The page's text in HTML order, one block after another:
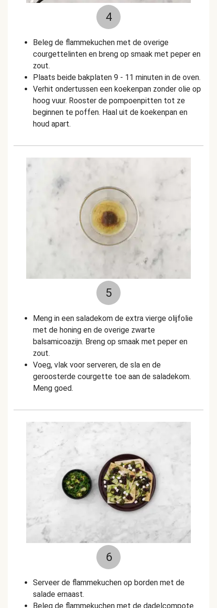
4
Beleg de flammekuchen met de overige
courgettelinten en breng op smaak met peper en
zout.
Plaats beide bakplaten 9 - 11 minuten in de oven.
Verhit ondertussen een koekenpan zonder olie op
hoog vuur. Rooster de pompoenpitten tot ze
beginnen te poffen. Haal uit de koekenpan en
houd apart.
5
Meng in een saladekom de extra vierge olijfolie
met de honing en de overige zwarte
balsamicoazijn. Breng op smaak met peper en
zout.
Voeg, vlak voor serveren, de sla en de
geroosterde courgette toe aan de saladekom.
Meng goed.
6
Serveer de flammekuchen op borden met de
salade ernaast.
Beleg de flammekuchen met de dadelcompote